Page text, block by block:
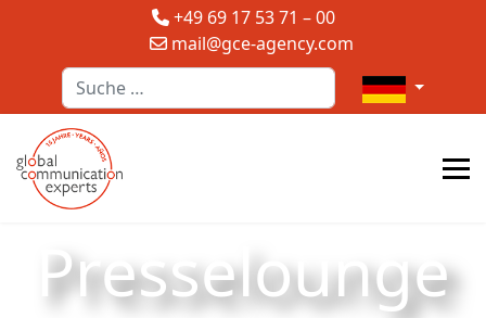
+49 69 17 53 71 – 00
mail@gce-agency.com
Suchen
Sprache
Presselounge